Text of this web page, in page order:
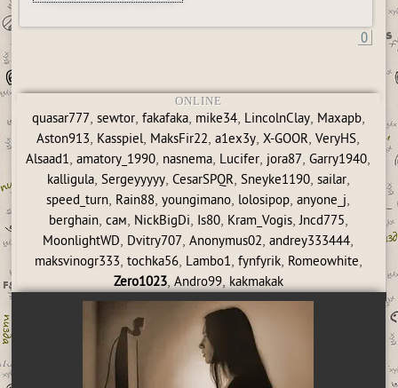
0
ONLINE
quasar777, sewtor, fakafaka, mike34, LincolnClay, Maxapb,
Aston913, Kasspiel, MaksFir22,a1ex3y,X-GOOR,VeryHS,
Alsaad1,amatory_1990, nasnema, Lucifer, jora87,Garry1940,
kalligula, Sergeyyyyy, CesarSPQR, Sneyke1190, sailar,
speed_turn, Rain88,youngimano, lolosipop,anyone_j,
berghain, сам, NickBigDi, Is80, Kram_Vogis,Jncd775,
MoonlightWD, Dvitry707,Anonymus02,andrey333444,
maksvinogr333, tochka56, Lambo1, fynfyrik, Romeowhite,
Zero1023, Andro99, kakmakak